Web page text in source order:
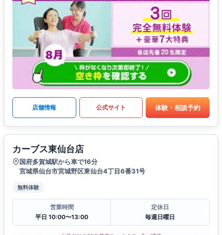
店舗情報 公式サイト 体験・相談予約
カーブス東仙台店
国府多賀城駅から車で16分
宮城県仙台市宮城野区東仙台4丁目6番31号
無料体験
営業時間
平日 10:00〜13:00
定休日
毎週日曜日